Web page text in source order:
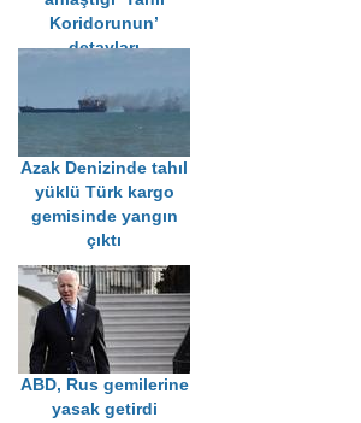
Koridorunun’
detayları
Azak Denizinde tahıl
yüklü Türk kargo
gemisinde yangın
çıktı
ABD, Rus gemilerine
yasak getirdi